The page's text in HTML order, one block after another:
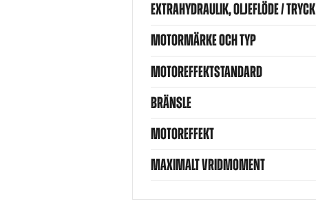
EXTRAHYDRAULIK, OLJEFLÖDE / TRYCK
MOTORMÄRKE OCH TYP
MOTOREFFEKTSTANDARD
BRÄNSLE
MOTOREFFEKT
MAXIMALT VRIDMOMENT